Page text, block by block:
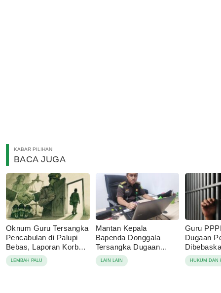
KABAR PILIHAN
BACA JUGA
Oknum Guru Tersangka
Pencabulan di Palupi
Bebas, Laporan Korban
Berujung Damai
LEMBAH PALU
Mantan Kepala
Bapenda Donggala
Tersangka Dugaan
Korupsi Pajak Tambang
LAIN LAIN
Guru
Dugaan
Sebut
Keluarga
HUKUM DAN